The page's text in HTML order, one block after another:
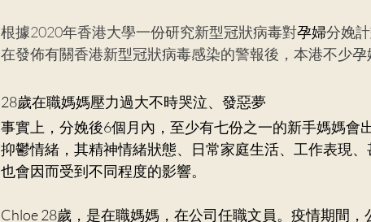
根據2020年香港大學一份研究新型冠狀病毒對孕婦分娩
在發佈有關香港新型冠狀病毒感染的警報後，本港不少
28歲在職媽媽壓力過大不時哭泣、發惡夢
事實上，分娩後6個月內，至少有七份之一的新手媽媽會
抑鬱情緒，其精神情緒狀態、日常家庭生活、工作表現
也會因而受到不同程度的影響。
Chloe 28歲，是在職媽媽，在公司任職文員。疫情期間